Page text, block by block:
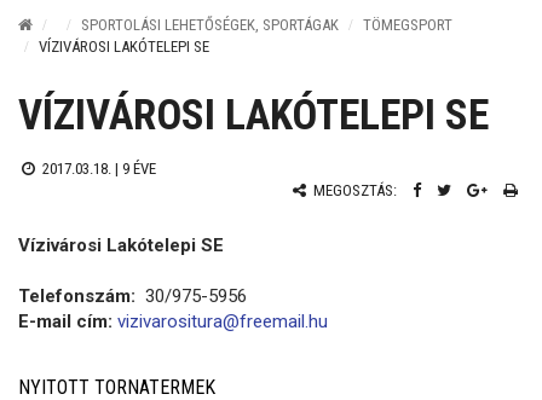
SPORTOLÁSI LEHETŐSÉGEK, SPORTÁGAK
TÖMEGSPORT
VÍZIVÁROSI LAKÓTELEPI SE
VÍZIVÁROSI LAKÓTELEPI SE
2017.03.18. | 9 ÉVE
MEGOSZTÁS:
Vízivárosi Lakótelepi SE
Telefonszám: 30/975-5956
E-mail cím: vizivarositura@freemail.hu
NYITOTT TORNATERMEK